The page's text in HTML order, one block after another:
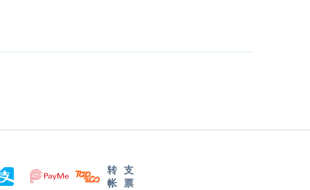
转
帐
支
票